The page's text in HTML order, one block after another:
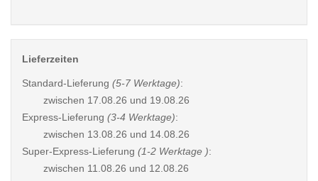
Lieferzeiten
Standard-Lieferung (5-7 Werktage):
zwischen 17.08.26 und 19.08.26
Express-Lieferung (3-4 Werktage):
zwischen 13.08.26 und 14.08.26
Super-Express-Lieferung (1-2 Werktage ):
zwischen 11.08.26 und 12.08.26